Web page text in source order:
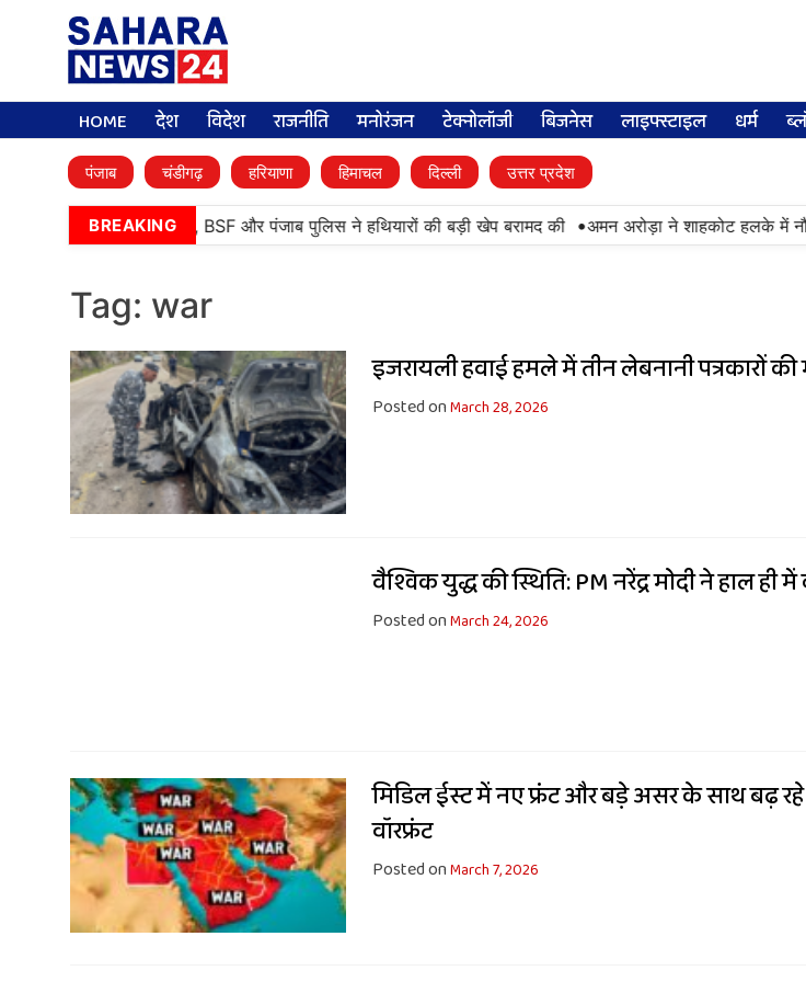
HOME देश विदेश राजनीति मनोरंजन टेक्नोलॉजी बिजनेस लाइफ्स्टाइल धर्म
पंजाब चंडीगढ़ हरियाणा हिमाचल दिल्ली उत्तर प्रदेश
BREAKING
तरनतारन में बड़ी कामयाबी, BSF और पंजाब पुलिस ने हथियारों की बड़ी खेप बरामद की • अमन अरोड़ा ने शाहकोट हलके में
Tag: war
इजरायली हवाई हमले में तीन लेबनानी पत्रकारों की
Posted onMarch 28, 2026
वैश्विक युद्ध की स्थिति: PM नरेंद्र मोदी ने हाल ही
Posted onMarch 24, 2026
मिडिल ईस्ट में नए फ्रंट और बड़े असर के साथ बढ़
वॉरफ्रंट
Posted onMarch 7, 2026